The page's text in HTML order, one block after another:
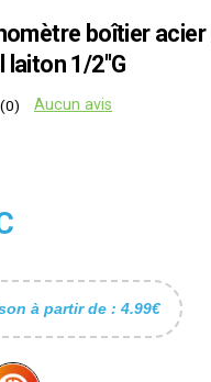
boîtier acier
laiton 1/2"G
(0) Aucun avis
à partir de : 4.99€